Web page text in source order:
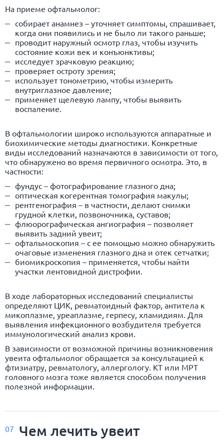
На приеме офтальмолог:
собирает анамнез – уточняет симптомы, спрашивает,
когда они появились и не было ли такого раньше;
проводит наружный осмотр глаз, чтобы изучить
состояние кожи век и конъюнктивы;
исследует зрачковую реакцию;
проверяет остроту зрения;
использует тонометрию, чтобы измерить
внутриглазное давление;
применяет щелевую лампу, чтобы выявить
воспаление.
В офтальмологии широко используются аппаратные и
биохимические методы диагностики. Конкретные
виды исследований назначаются в зависимости от того,
что обнаружено во время первичного осмотра. Это, в
частности:
фундус – фотографирование глазного дна;
оптическая когерентная томография макулы;
рентгенография – в частности, делают снимки
грудной клетки, позвоночника, суставов;
флюорографическая ангиография – позволяет
выявить задний увеит;
офтальмоскопия – с ее помощью можно обнаружить
очаговые изменения глазного дна и отек сетчатки;
биомикроскопия – применяется, чтобы найти
участки лентовидной дистрофии.
В ходе лабораторных исследований специалисты
определяют ЦИК, ревматоидный фактор, антитела к
микоплазме, уреаплазме, герпесу, хламидиям. Для
выявления инфекционного возбудителя требуется
иммунологический анализ крови.
В зависимости от возможной причины возникновения
увеита офтальмолог обращается за консультацией к
фтизиатру, ревматологу, аллергологу. КТ или МРТ
головного мозга тоже является способом получения
полезной информации.
07 Чем лечить увеит